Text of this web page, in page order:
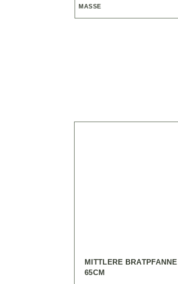
MASSE
MITTLERE
65CM